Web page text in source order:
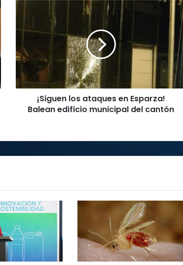
¡Siguen
ataques
Esparza!
Balean
municipal
del
¡Siguen los ataques en Esparza!
Balean edificio municipal del cantón